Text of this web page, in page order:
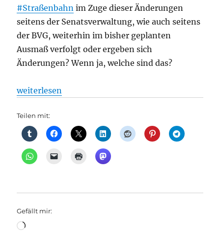
#Straßenbahn im Zuge dieser Änderungen
seitens der Senatsverwaltung, wie auch seitens
der BVG, weiterhin im bisher geplanten
Ausmaß verfolgt oder ergeben sich
Änderungen? Wenn ja, welche sind das?
„Endstation Abstellgleis – Wie geht es weiter mit
weiterlesen
Teilen mit:
Gefällt mir:
Wird